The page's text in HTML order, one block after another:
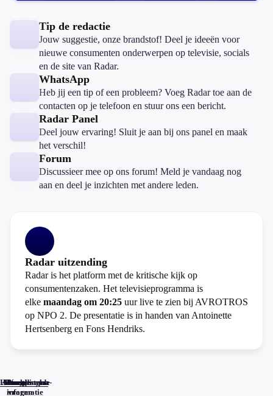
Tip de redactie
Jouw suggestie, onze brandstof! Deel je ideeën voor
nieuwe consumenten onderwerpen op televisie, socials
en de site van Radar.
WhatsApp
Heb jij een tip of een probleem? Voeg Radar toe aan de
contacten op je telefoon en stuur ons een bericht.
Radar Panel
Deel jouw ervaring! Sluit je aan bij ons panel en maak
het verschil!
Forum
Discussieer mee op ons forum! Meld je vandaag nog
aan en deel je inzichten met andere leden.
Radar uitzending
Radar is het platform met de kritische kijk op
consumentenzaken. Het televisieprogramma is
elke maandag om 20:25 uur live te zien bij AVROTROS
op NPO 2. De presentatie is in handen van Antoinette
Hertsenberg en Fons Hendriks.
Home
Actueel
Uitzendingen
Reacties
Programma-
informatie
Veelgestelde
vragen